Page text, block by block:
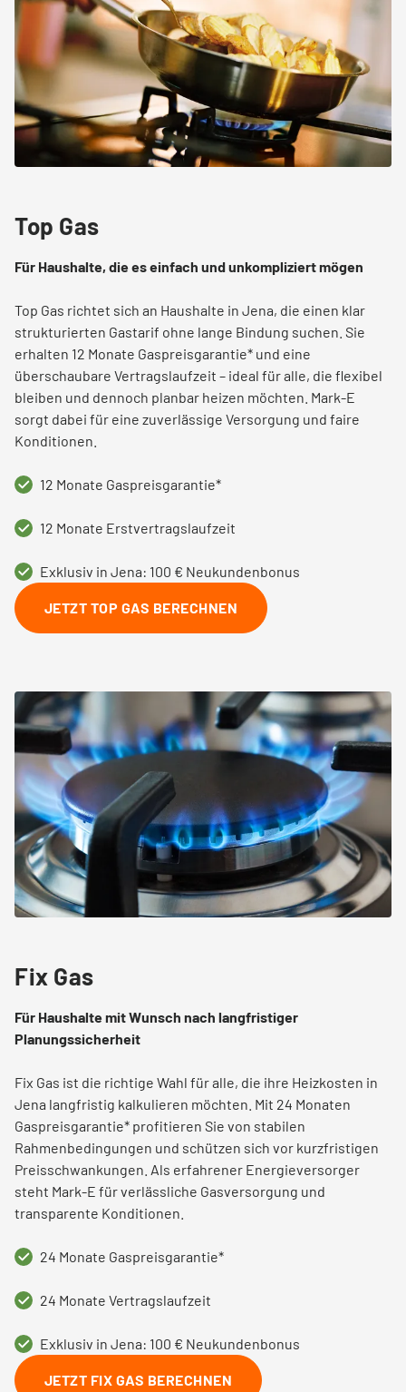
Top Gas
Für Haushalte, die es einfach und unkompliziert mögen
Top Gas richtet sich an Haushalte in Jena, die einen klar
strukturierten Gastarif ohne lange Bindung suchen. Sie
erhalten 12 Monate Gaspreisgarantie* und eine
überschaubare Vertragslaufzeit – ideal für alle, die flexibel
bleiben und dennoch planbar heizen möchten. Mark-E
sorgt dabei für eine zuverlässige Versorgung und faire
Konditionen.
12 Monate Gaspreisgarantie*
12 Monate Erstvertragslaufzeit
Exklusiv in Jena: 100 € Neukundenbonus
JETZT TOP GAS BERECHNEN
Fix Gas
Für Haushalte mit Wunsch nach langfristiger
Planungssicherheit
Fix Gas ist die richtige Wahl für alle, die ihre Heizkosten in
Jena langfristig kalkulieren möchten. Mit 24 Monaten
Gaspreisgarantie* profitieren Sie von stabilen
Rahmenbedingungen und schützen sich vor kurzfristigen
Preisschwankungen. Als erfahrener Energieversorger
steht Mark-E für verlässliche Gasversorgung und
transparente Konditionen.
24 Monate Gaspreisgarantie*
24 Monate Vertragslaufzeit
Exklusiv in Jena: 100 € Neukundenbonus
JETZT FIX GAS BERECHNEN